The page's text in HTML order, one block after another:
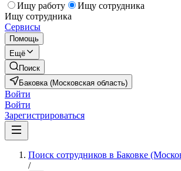
Ищу работу
Ищу сотрудника
Ищу сотрудника
Сервисы
Помощь
Ещё
Поиск
Баковка (Московская область)
Войти
Войти
Зарегистрироваться
Поиск сотрудников в Баковке
/